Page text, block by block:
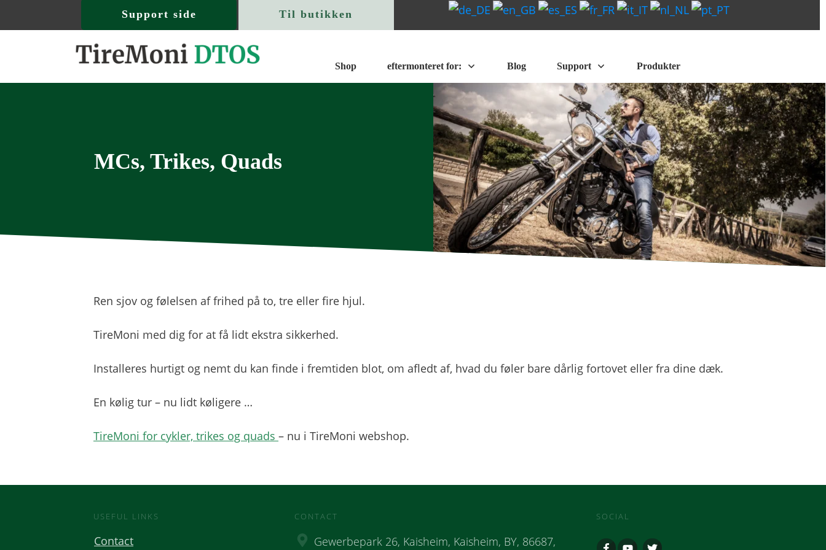
Support side Til butikken
Shop eftermonteret for: Blog Support Produkter
MCs, Trikes, Quads
Ren sjov og følelsen af ​​frihed på to, tre eller fire hjul.
TireMoni med dig for at få lidt ekstra sikkerhed.
Installeres hurtigt og nemt du kan finde i fremtiden blot, om afledt af, hvad du føler bare dårlig fortovet eller fra dine dæk.
En kølig tur – nu lidt køligere …
TireMoni for cykler, trikes og quads – nu i TireMoni webshop.
USEFUL LINKS
Contact
CONTACT
Gewerbepark 26, Kaisheim, Kaisheim, BY, 86687,
SOCIAL